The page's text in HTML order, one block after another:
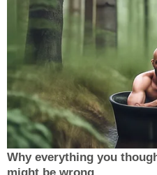
Why everything you
might be wrong